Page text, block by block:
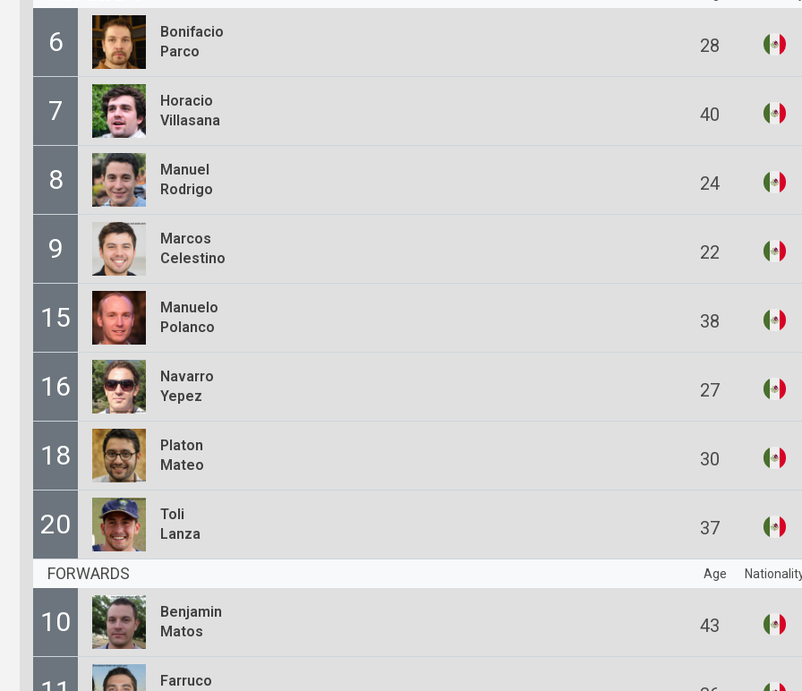
6
Bonifacio
Parco
28
7
Horacio
Villasana
40
8
Manuel
Rodrigo
24
9
Marcos
Celestino
22
15
Manuelo
Polanco
38
16
Navarro
Yepez
27
18
Platon
Mateo
30
20
Toli
Lanza
37
FORWARDS Age
10
Benjamin
Matos
43
Farruco